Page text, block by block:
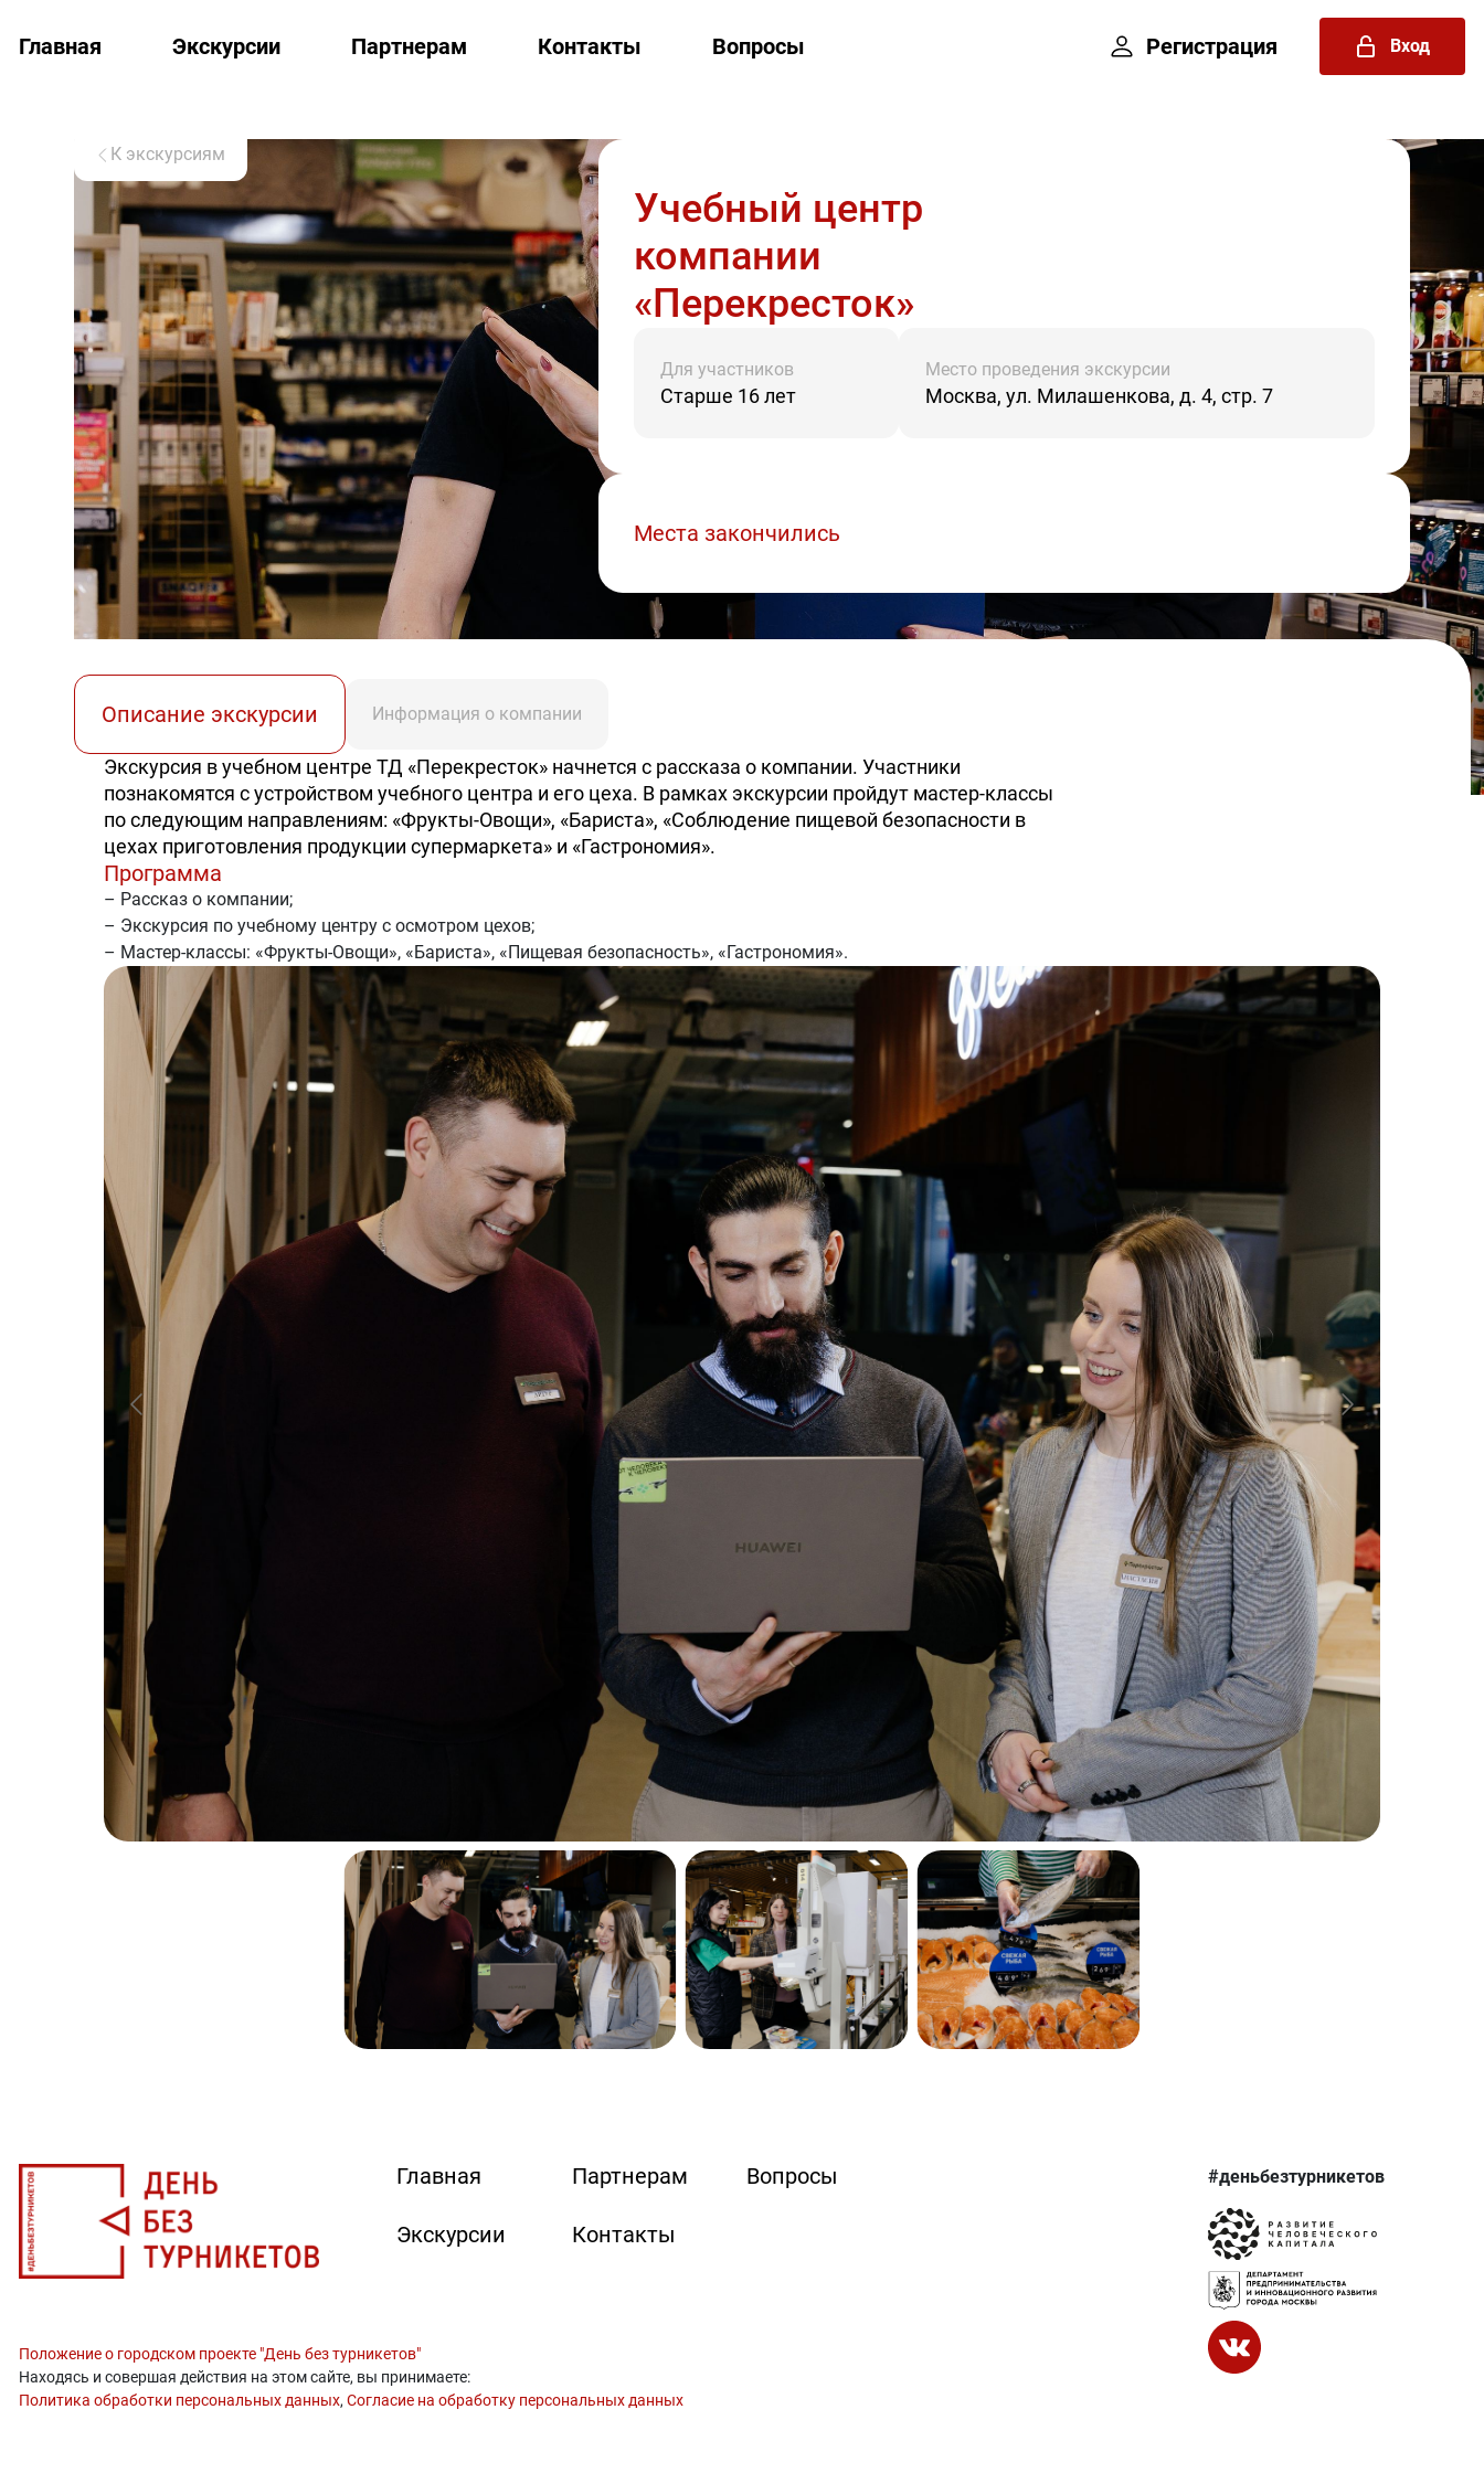
Главная Экскурсии Партнерам Контакты Вопросы Регистрация Вход
К экскурсиям
Учебный центр
компании
«Перекресток»
Для участников
Старше 16 лет
Место проведения экскурсии
Москва, ул. Милашенкова, д. 4, стр. 7
Места закончились
Описание экскурсии Информация о компании
Экскурсия в учебном центре ТД «Перекресток» начнется с рассказа о компании. Участники
познакомятся с устройством учебного центра и его цеха. В рамках экскурсии пройдут мастер-классы
по следующим направлениям: «Фрукты-Овощи», «Бариста», «Соблюдение пищевой безопасности в
цехах приготовления продукции супермаркета» и «Гастрономия».
Программа
– Рассказ о компании;
– Экскурсия по учебному центру с осмотром цехов;
– Мастер-классы: «Фрукты-Овощи», «Бариста», «Пищевая безопасность», «Гастрономия».
Главная
Экскурсии
Партнерам
Контакты
Вопросы
Положение о городском проекте "День без турникетов"
Находясь и совершая действия на этом сайте, вы принимаете:
Политика обработки персональных данных, Согласие на обработку персональных данных
#деньбезтурникетов